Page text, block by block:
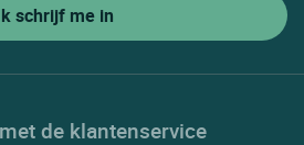
de klantenservice